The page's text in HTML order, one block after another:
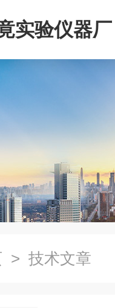
实验仪器厂
> 技术文章